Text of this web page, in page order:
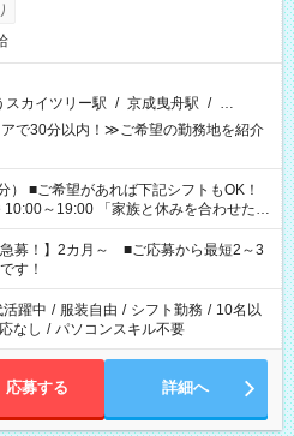
スカイツリー駅 / 京成曳舟駅 / …
で30分以内！≫ご希望の勤務地を紹介
OK！
家族と休みを合わせた
の準備がしたい」 「できれば残業はし
えてくださいね。 ※Wワーク希望
希望する勤務時間と、もう1つのお仕事
時間を超える場合は応募できません。
急募！】2カ月～ ■ご応募から最短2～3
す！
躍中 / 服装自由 / シフト勤務 / 10名以
なし / パソコンスキル不要
応募する 詳細へ